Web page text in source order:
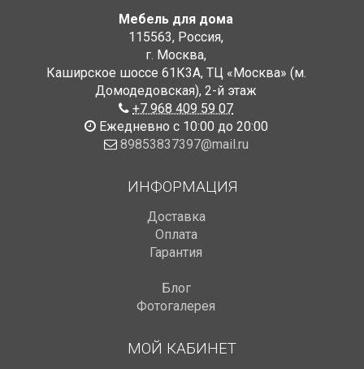
Мебель для дома
115563, Россия,
г. Москва,
Каширское шоссе 61К3А, ТЦ «Москва» (м.
Домодедовская), 2-й этаж
+7 968 409 59 07
Ежедневно с 10:00 до 20:00
89853837397@mail.ru
ИНФОРМАЦИЯ
Доставка
Оплата
Гарантия
Блог
Фотогалерея
МОЙ КАБИНЕТ